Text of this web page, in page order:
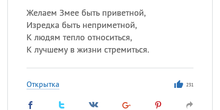
Желаем Змее быть приветной,
Изредка быть неприметной,
К людям тепло относиться,
К лучшему в жизни стремиться.
Открытка 231